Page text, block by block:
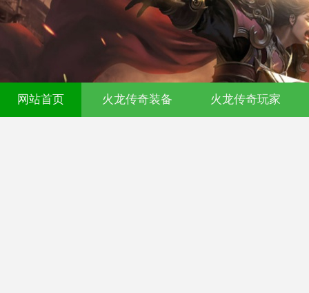
00ok传奇发布网-今日新开传奇私服-
网站首页 火龙传奇装备 火龙传奇玩家